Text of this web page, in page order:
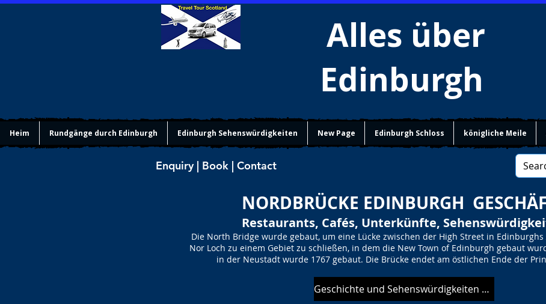
Alles über
Edinburgh
Heim Rundgänge durch Edinburgh Edinburgh Sehenswürdigkeiten New Page Edinburgh Schloss königliche Meile
Enquiry | Book | Contact
NORDBRÜCKE EDINBURGH
Restaurants, Cafés, Unterkünfte,
Die North Bridge wurde gebaut, um eine Lücke zwischen der High Street in
Nor Loch zu einem Gebiet zu schließen, in dem die New Town of Edinburgh gebaut
in der Neustadt wurde 1767 gebaut. Die Brücke endet am östlichen Ende der
Geschichte und Sehenswürdigkeiten der Neustadt